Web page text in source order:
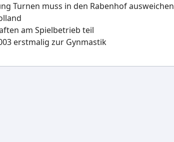
Turnen muss in den Rabenhof ausweichen
am Spielbetrieb teil
erstmalig zur Gynmastik